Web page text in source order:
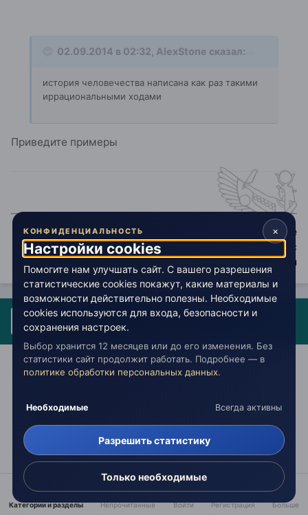
02.09.2014 в 02:32, AlexStone сказал:
история человечества написана как раз такими
иррациональными ходами
Приведите примеры
"
"Духовный путь никогда не оканчивается. И если тебе
кажется, что ты пришел куда надо – ты просто сбился с
пути" - Илья Панин
Гость 0-0
Опубликовано:2 сентября 2014
Цитата
кто-то между СССР и США, кто-то между
ватниками и фашистами,
А кто-нибудь видит, что Японию топило?
Категории и разделы Непрочитанные Войти Регистрация Больше
×
КОНФИДЕНЦИАЛЬНОСТЬ
Настройки cookies
Помогите нам улучшать сайт. С вашего разрешения
статистические cookies покажут, какие материалы и
возможности действительно полезны. Необходимые
cookies используются для входа, безопасности и
сохранения настроек.
Выбор хранится 12 месяцев или до его изменения. Без
статистики сайт продолжит работать. Подробнее — в
политике обработки персональных данных.
Необходимые Всегда активны
Разрешить статистику
Только необходимые